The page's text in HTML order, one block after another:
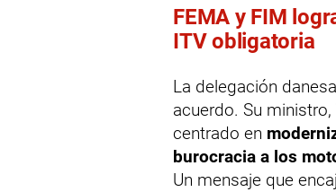
FEMA y FIM
ITV obligatoria
La delegación
acuerdo. Su ministro,
centrado en
burocracia a los
Un mensaje que